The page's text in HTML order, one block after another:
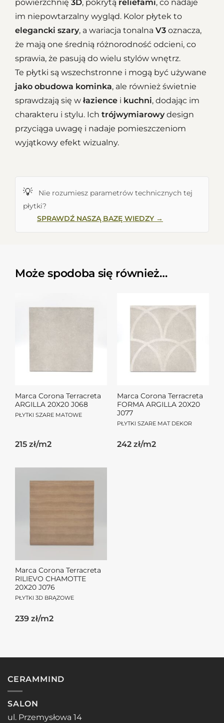
powierzchnię 3D, pokrytą reliefami, co nadaje
im niepowtarzalny wygląd. Kolor płytek to
elegancki szary, a wariacja tonalna V3 oznacza,
że mają one średnią różnorodność odcieni, co
sprawia, że pasują do wielu stylów wnętrz.
Te płytki są wszechstronne i mogą być używane
jako obudowa kominka, ale również świetnie
sprawdzają się w łazience i kuchni, dodając im
charakteru i stylu. Ich trójwymiarowydesign
przyciąga uwagę i nadaje pomieszczeniom
wyjątkowy efekt wizualny.
💡
Nie rozumiesz parametrów technicznych tej
płytki?
SPRAWDŹ NASZĄ BAZĘ WIEDZY →
Może spodoba się również…
Marca Corona Terracreta
ARGILLA 20X20 J068
PŁYTKI SZARE MATOWE
215 zł/m2
Marca Corona Terracreta
FORMA ARGILLA 20X20
J077
PŁYTKI SZARE MAT DEKOR
242 zł/m2
Marca Corona Terracreta
RILIEVO CHAMOTTE
20X20 J076
PŁYTKI 3D BRĄZOWE
239 zł/m2
CERAMMIND
SALON
ul. Przemysłowa 14